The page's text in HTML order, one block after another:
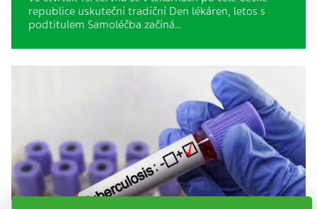
republice uskuteční tradiční Den lékáren, letos s
podtitulem Samoléčba začíná…